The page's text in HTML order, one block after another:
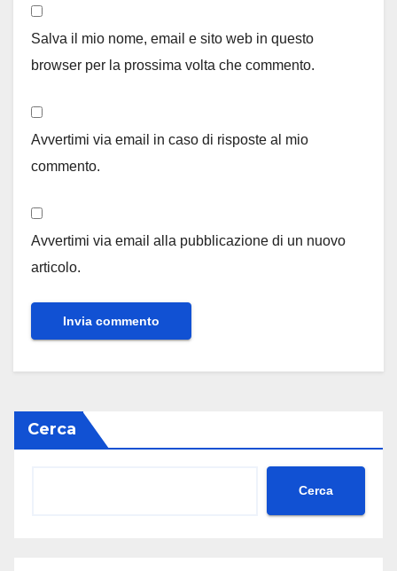
Salva il mio nome, email e sito web in questo
browser per la prossima volta che commento.
Avvertimi via email in caso di risposte al mio
commento.
Avvertimi via email alla pubblicazione di un nuovo
articolo.
Cerca
Cerca